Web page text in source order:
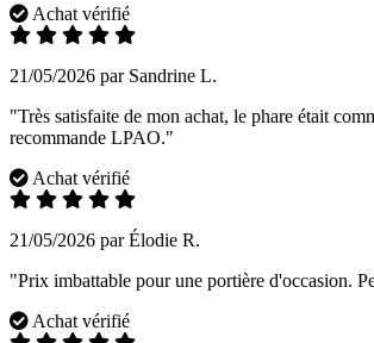
Achat vérifié
21/05/2026 par Sandrine L.
"Très satisfaite de mon achat, le phare était
recommande LPAO."
Achat vérifié
21/05/2026 par Élodie R.
"Prix imbattable pour une portière d'occasion.
Achat vérifié